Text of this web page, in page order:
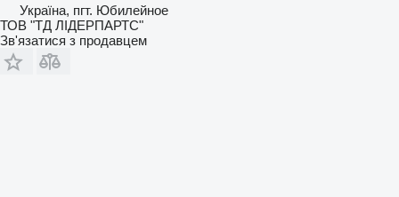
Україна, пгт. Юбилейное
ТОВ "ТД ЛІДЕРПАРТС"
Зв'язатися з продавцем